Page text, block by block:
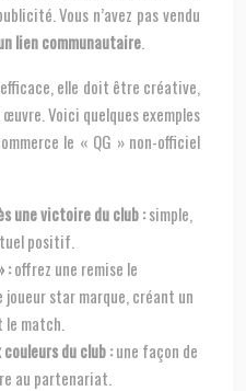
Vous n’avez pas vendu
lien communautaire
elle doit être créative,
Voici quelques exemples
le « QG » non-officiel
une victoire du club :simple,
positif.
:offrez une remise le
joueur star marque, créant un
match.
du club :une façon de
au partenariat.